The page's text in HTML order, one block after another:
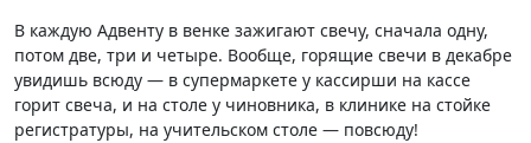
В каждую Адвенту в венке зажигают свечу, сначала одну,
потом две, три и четыре. Вообще, горящие свечи в декабре
увидишь всюду — в супермаркете у кассирши на кассе
горит свеча, и на столе у чиновника, в клинике на стойке
регистратуры, на учительском столе — повсюду!